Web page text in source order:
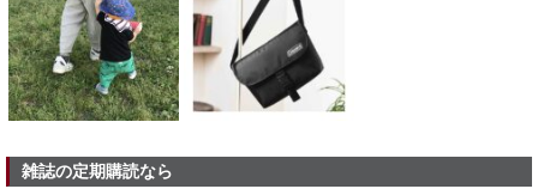
雑誌の定期購読なら